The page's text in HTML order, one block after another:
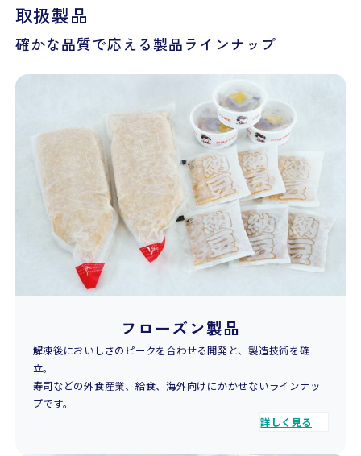
取扱製品
確かな品質で応える製品ラインナップ
フローズン製品
解凍後においしさのピークを合わせる開発と、製造技術を確
立。
寿司などの外食産業、給食、海外向けにかかせないラインナッ
プです。
詳しく見る